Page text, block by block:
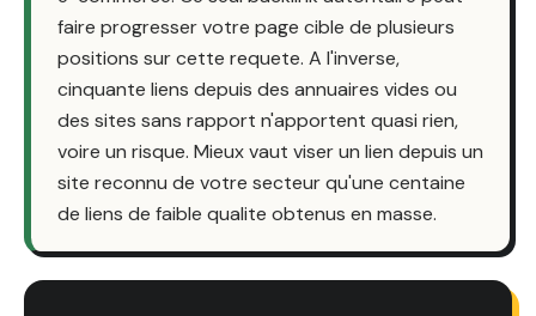
faire progresser votre page cible de plusieurs
positions sur cette requete. A l'inverse,
cinquante liens depuis des annuaires vides ou
des sites sans rapport n'apportent quasi rien,
voire un risque. Mieux vaut viser un lien depuis un
site reconnu de votre secteur qu'une centaine
de liens de faible qualite obtenus en masse.